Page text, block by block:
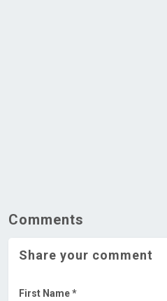
Comments
Share your comment
First Name *